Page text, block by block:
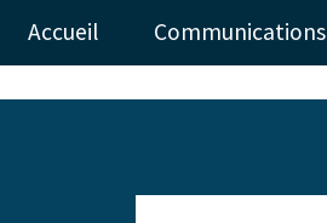
Accueil Communications